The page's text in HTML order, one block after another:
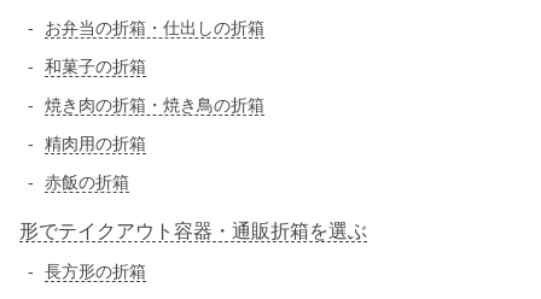
お弁当の折箱・仕出しの折箱
和菓子の折箱
焼き肉の折箱・焼き鳥の折箱
精肉用の折箱
赤飯の折箱
形でテイクアウト容器・通販折箱を選ぶ
長方形の折箱